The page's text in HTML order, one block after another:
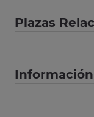
Plazas